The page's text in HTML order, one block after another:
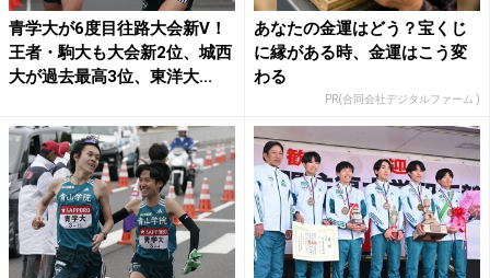
青学大が6度目往路大会新V！
王者・駒大も大会新2位、城西
大が過去最高3位、東洋大...
あなたの金運はどう？宝くじ
に縁がある時、金運はこう変
わる
PR(合同会社デジタルファーム )